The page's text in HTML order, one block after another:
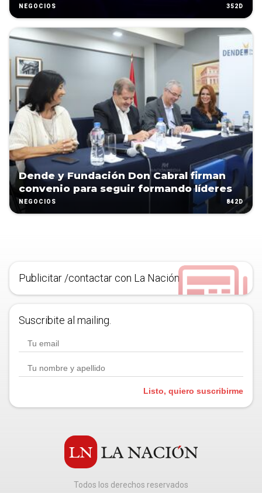
NEGOCIOS 352D
Dende y Fundación Don Cabral firman
convenio para seguir formando líderes
NEGOCIOS 842D
Publicitar /contactar con La Nación
Suscribite al mailing.
Listo, quiero suscribirme
Todos los derechos reservados